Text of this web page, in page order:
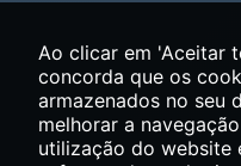
Ao clicar em 'Aceitar
concorda que os
armazenados no seu
melhorar a
utilização do website